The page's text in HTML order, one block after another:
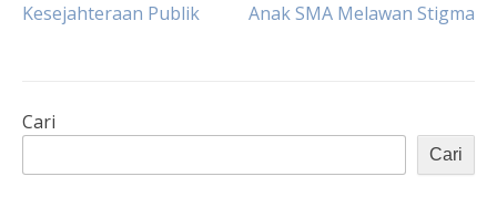
pos
Kesejahteraan Publik
Anak SMA Melawan Stigma
Cari
Cari